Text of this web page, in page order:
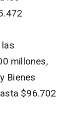
millones,
Bienes
$96.702